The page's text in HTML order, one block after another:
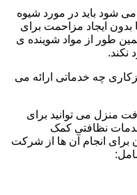
شود باید در مورد شیوه
بدون ایجاد مزاحمت برای
طور از مواد شوینده ی
نکند.
چه خدماتی ارائه می
منزل می توانید برای
نظافتی کمک
برای انجام آن ها از شرکت